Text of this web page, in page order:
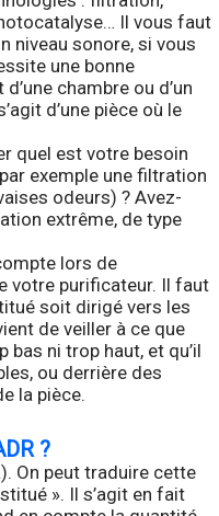
Il vous faut
niveau sonore, si vous
une bonne
chambre ou d’un
d’une pièce où le
quel est votre besoin
exemple une filtration
odeurs) ? Avez-
extrême, de type
lors de
votre purificateur. Il faut
soit dirigé vers les
de veiller à ce que
bas ni trop haut, et qu’il
ou derrière des
la pièce.
?
On peut traduire cette
». Il s’agit en fait